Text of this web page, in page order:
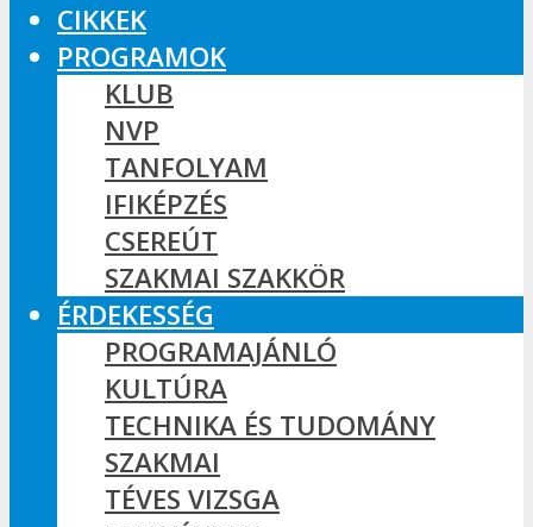
CIKKEK
PROGRAMOK
KLUB
NVP
TANFOLYAM
IFIKÉPZÉS
CSEREÚT
SZAKMAI SZAKKÖR
ÉRDEKESSÉG
PROGRAMAJÁNLÓ
KULTÚRA
TECHNIKA ÉS TUDOMÁNY
SZAKMAI
TÉVES VIZSGA